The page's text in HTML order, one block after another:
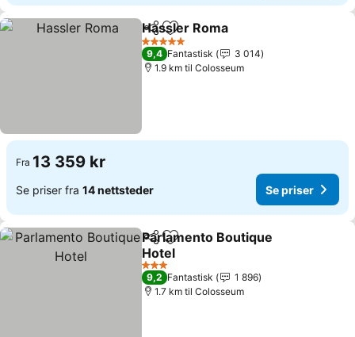
Del Legg til i favoritter
Hassler Roma
5 Stjerner
9,4 Fantastisk
3 014
1.9 km til Colosseum
Fra 13 359 kr
Se priser fra 14 nettsteder Se priser
Del Legg til i favoritter
Parlamento Boutique
Hotel
Se priser
3 Stjerner
9,2 Fantastisk
1 896
1.7 km til Colosseum